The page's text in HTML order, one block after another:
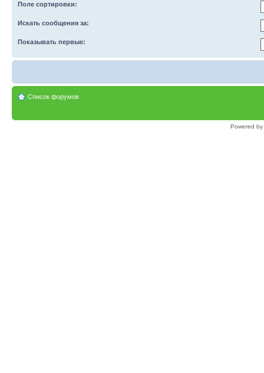
Поле сортировки:
Искать сообщения за:
Показывать первые:
Список форумов
Powered by